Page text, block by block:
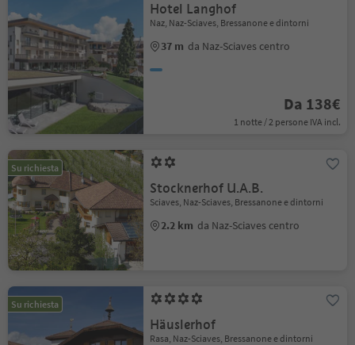
Hotel Langhof
Naz, Naz-Sciaves, Bressanone e dintorni
37 m da Naz-Sciaves centro
Da 138€
1 notte / 2 persone IVA incl.
Su richiesta
Stocknerhof U.A.B.
Sciaves, Naz-Sciaves, Bressanone e dintorni
2.2 km da Naz-Sciaves centro
Su richiesta
Häuslerhof
Rasa, Naz-Sciaves, Bressanone e dintorni